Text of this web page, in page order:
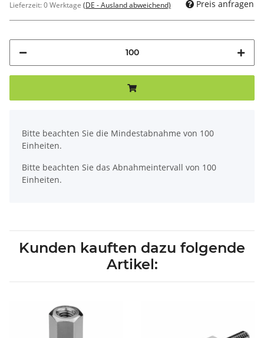
Lieferzeit:0 Werktage (DE - Ausland abweichend) Preis anfragen
Bitte beachten Sie die Mindestabnahme von 100
Einheiten.
Bitte beachten Sie das Abnahmeintervall von 100
Einheiten.
Kunden kauften dazu folgende
Artikel: